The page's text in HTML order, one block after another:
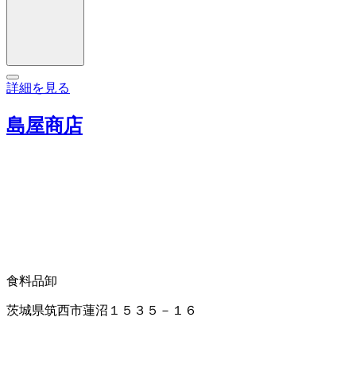
詳細を見る
島屋商店
食料品卸
茨城県筑西市蓮沼１５３５－１６